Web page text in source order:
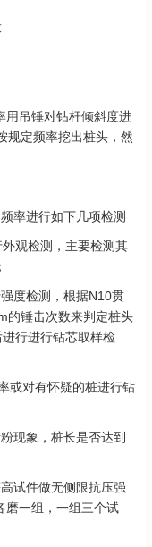
用吊锤对钻杆倾斜度进
规定频率挖出桩头，然
率进行如下几项检测
观检测，主要检测其
度检测，根据N10贯
的锤击次数来判定桩头
行进行钻芯取样检
或对有怀疑的桩进行钻
现象，桩长是否达到
试件做无侧限抗压强
磨一组，一组三个试